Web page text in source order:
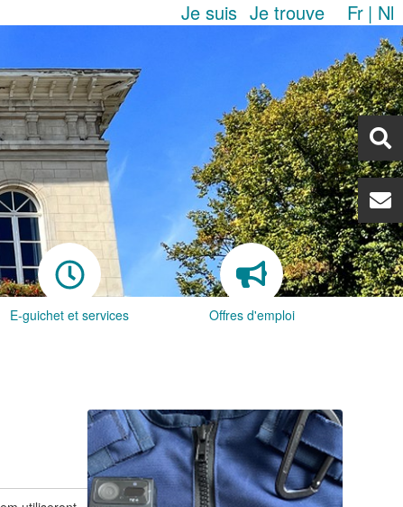
Je suis Je trouve Fr Nl
E-guichet et services Offres d'emploi